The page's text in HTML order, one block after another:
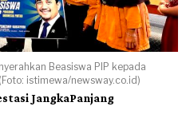
Beasiswa PIP kepada
istimewa/newsway.co.id)
JangkaPanjang